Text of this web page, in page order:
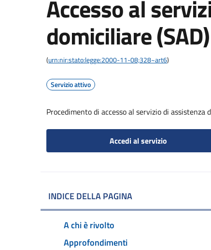
Accesso al
domiciliare (SAD)
(urn:nir:stato:legge:2000-11-08;328~art6)
Servizio attivo
Procedimento di accesso al servizio di assistenza
Accedi al servizio
INDICE DELLA PAGINA
A chi è rivolto
Approfondimenti